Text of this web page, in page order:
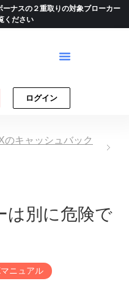
ナスの２重取りの対象ブローカー
ください
ログイン
のキャッシュバック
は別に危険で
ニュアル